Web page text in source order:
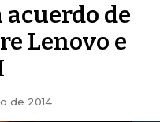
de
Lenovo e
de 2014